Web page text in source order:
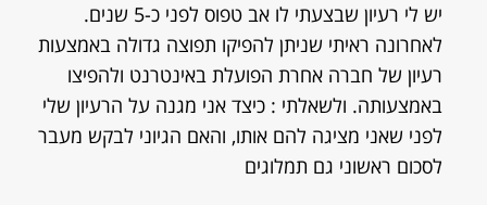
יש לי רעיון שבצעתי לו אב טפוס לפני כ-5 שנים.
לאחרונה ראיתי שניתן להפיקו תפוצה גדולה באמצעות
רעיון של חברה אחרת הפועלת באינטרנט ולהפיצו
באמצעותה. ולשאלתי : כיצד אני מגנה על הרעיון שלי
לפני שאני מציגה להם אותו, והאם הגיוני לבקש מעבר
לסכום ראשוני גם תמלוגים